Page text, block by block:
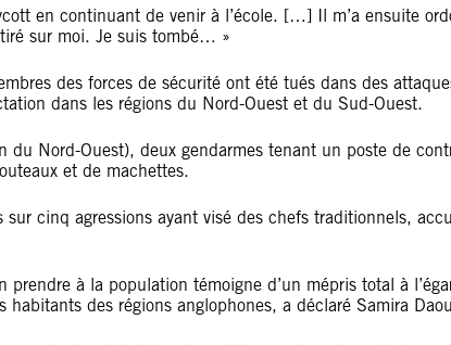
en continuant de venir à l’école. […] Il m’a ensuite
sur moi. Je suis tombé… »
des forces de sécurité ont été tués dans des
dans les régions du Nord-Ouest et du Sud-Ouest.
Nord-Ouest), deux gendarmes tenant un poste de
et de machettes.
cinq agressions ayant visé des chefs traditionnels,
prendre à la population témoigne d’un mépris total à
des régions anglophones, a déclaré Samira